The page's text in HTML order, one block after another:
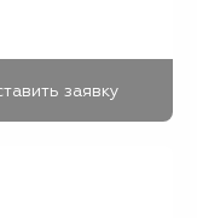
заявку